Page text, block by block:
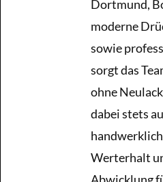
Dortmund,
moderne
sowie
sorgt das
ohne
dabei stets
Werterhalt